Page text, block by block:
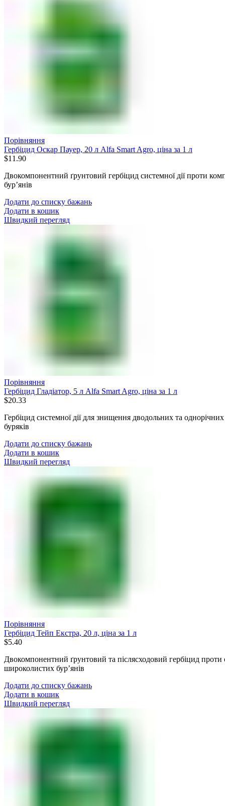
Порівняння
Гербіцид Оскар Пауер, 20 л Alfa Smart Agro, ціна за 1 л
$11.90
Двокомпонентний ґрунтовий гербіцид системної дії проти
бур’янів
Додати до списку бажань
Додати в кошик
Швидкий перегляд
Порівняння
Гербіцид Гладіатор, 5 л Alfa Smart Agro, ціна за 1 л
$20.33
Гербіцид системної дії для знищення дводольних та
буряків
Додати до списку бажань
Додати в кошик
Швидкий перегляд
Порівняння
Гербіцид Тейп Екстра, 20 л, ціна за 1 л
$5.40
Двокомпонентний ґрунтовий та післясходовий гербіцид проти
широколистих бур’янів
Додати до списку бажань
Додати в кошик
Швидкий перегляд